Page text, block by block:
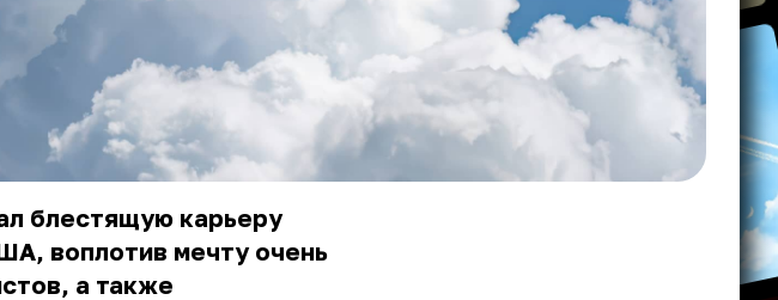
блестящую карьеру
воплотив мечту очень
а также